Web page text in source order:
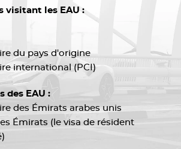
visitant les EAU :
du pays d'origine
international (PCI)
des EAU :
des Émirats arabes unis
Émirats (le visa de résident